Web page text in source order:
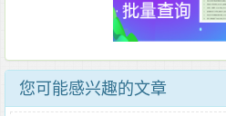
您可能感兴趣的文章